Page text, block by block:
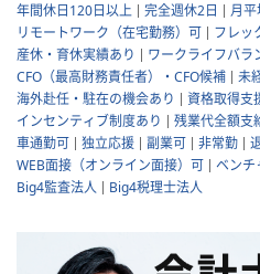
年間休日120日以上 完全週休2日
月
リモートワーク（在宅勤務）可
フレッ
産休・育休実績あり
ワークライフバラ
CFO（最高財務責任者）・CFO候補
未
海外赴任・駐在の機会あり
資格取得支
インセンティブ制度あり
残業代全額支
車通勤可
独立応援 副業可 非常勤
WEB面接（オンライン面接）可
ベンチ
Big4監査法人
Big4税理士法人